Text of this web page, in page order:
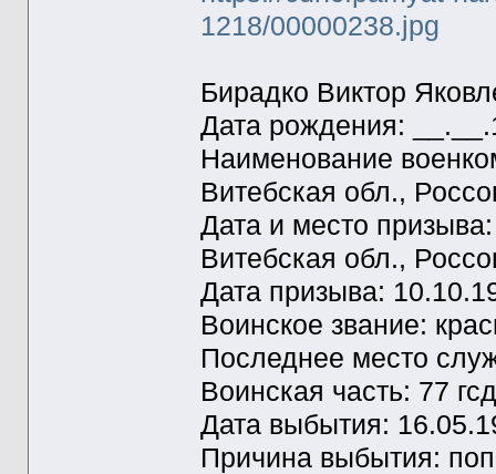
1218/00000238.jpg
Бирадко Виктор
Дата рождения:
Наименование
Витебская обл.,
Дата и место
Витебская обл.,
Дата призыва:
Воинское звание:
Последнее место
Воинская часть: 77 гсд
Дата выбытия:
Причина выбытия: